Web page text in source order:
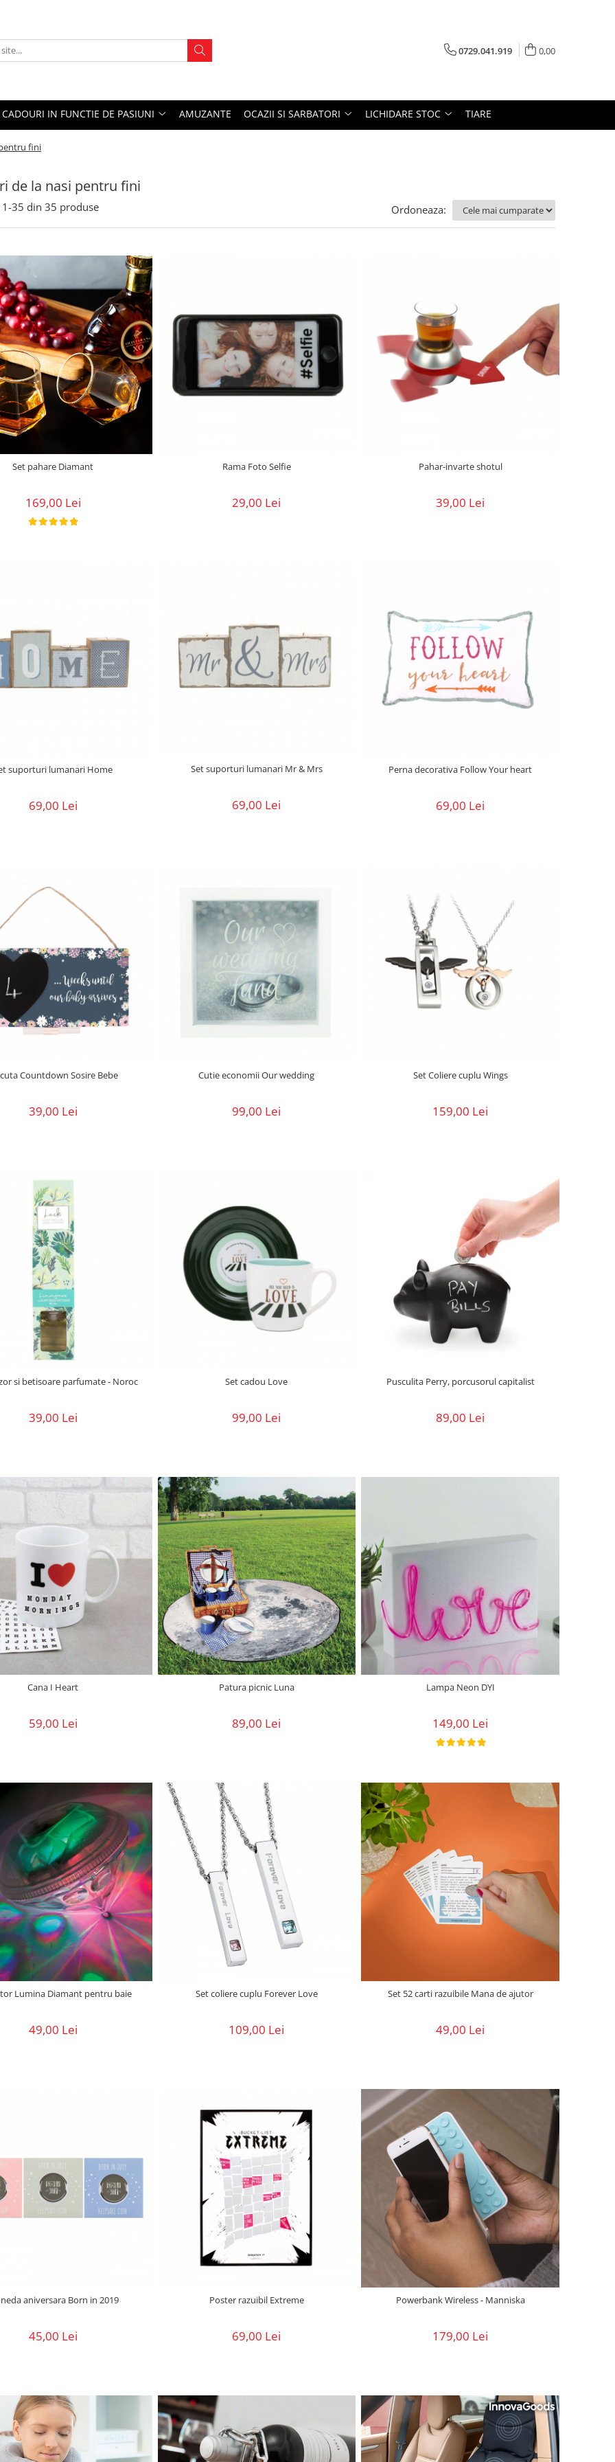
0729.041.919 0,00
CADOURI IN FUNCTIE DE PASIUNI AMUZANTE OCAZII SI SARBATORI LICHIDARE STOC TIARE
fini
de la nasi pentru fini
1-35 din 35 produse Ordoneaza:
Set pahare Diamant
169,00 Lei
Rama Foto Selfie
29,00 Lei
Pahar-invarte shotul
39,00 Lei
suporturi lumanari Home
69,00 Lei
Set suporturi lumanari Mr & Mrs
69,00 Lei
Perna decorativa Follow Your heart
69,00 Lei
Countdown Sosire Bebe
39,00 Lei
Cutie economii Our wedding
99,00 Lei
Set Coliere cuplu Wings
159,00 Lei
si betisoare parfumate - Noroc
39,00 Lei
Set cadou Love
99,00 Lei
Pusculita Perry, porcusorul capitalist
89,00 Lei
Cana I Heart
59,00 Lei
Patura picnic Luna
89,00 Lei
Lampa Neon DYI
149,00 Lei
Lumina Diamant pentru baie
49,00 Lei
Set coliere cuplu Forever Love
109,00 Lei
Set 52 carti razuibile Mana de ajutor
49,00 Lei
aniversara Born in 2019
45,00 Lei
Poster razuibil Extreme
69,00 Lei
Powerbank Wireless - Manniska
179,00 Lei